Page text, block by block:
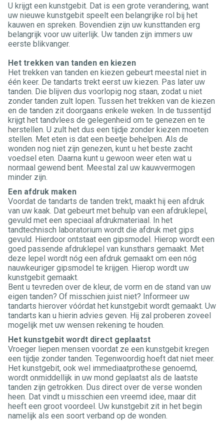
U krijgt een kunstgebit. Dat is een grote verandering, want
uw nieuwe kunstgebit speelt een belangrijke rol bij het
kauwen en spreken. Bovendien zijn uw kunsttanden erg
belangrijk voor uw uiterlijk. Uw tanden zijn immers uw
eerste blikvanger.
Het trekken van tanden en kiezen
Het trekken van tanden en kiezen gebeurt meestal niet in
één keer. De tandarts trekt eerst uw kiezen. Pas later uw
tanden. Die blijven dus voorlopig nog staan, zodat u niet
zonder tanden zult lopen. Tussen het trekken van de kiezen
en de tanden zit doorgaans enkele weken. In de tussentijd
krijgt het tandvlees de gelegenheid om te genezen en te
herstellen. U zult het dus een tijdje zonder kiezen moeten
stellen. Met eten is dat een beetje behelpen. Als de
wonden nog niet zijn genezen, kunt u het beste zacht
voedsel eten. Daarna kunt u gewoon weer eten wat u
normaal gewend bent. Meestal zal uw kauwvermogen
minder zijn.
Een afdruk maken
Voordat de tandarts de tanden trekt, maakt hij een afdruk
van uw kaak. Dat gebeurt met behulp van een afdruklepel,
gevuld met een speciaal afdrukmateriaal. In het
tandtechnisch laboratorium wordt die afdruk met gips
gevuld. Hierdoor ontstaat een gipsmodel. Hierop wordt een
goed passende afdruklepel van kunsthars gemaakt. Met
deze lepel wordt nóg een afdruk gemaakt om een nóg
nauwkeuriger gipsmodel te krijgen. Hierop wordt uw
kunstgebit gemaakt.
Bent u tevreden over de kleur, de vorm en de stand van uw
eigen tanden? Of misschien juist niet? Informeer uw
tandarts hierover vóórdat het kunstgebit wordt gemaakt. Uw
tandarts kan u hierin advies geven. Hij zal proberen zoveel
mogelijk met uw wensen rekening te houden.
Het kunstgebit wordt direct geplaatst
Vroeger liepen mensen voordat ze een kunstgebit kregen
een tijdje zonder tanden. Tegenwoordig hoeft dat niet meer.
Het kunstgebit, ook wel immediaatprothese genoemd,
wordt onmiddellijk in uw mond geplaatst als de laatste
tanden zijn getrokken. Dus direct over de verse wonden
heen. Dat vindt u misschien een vreemd idee, maar dit
heeft een groot voordeel. Uw kunstgebit zit in het begin
namelijk als een soort verband op de wonden.